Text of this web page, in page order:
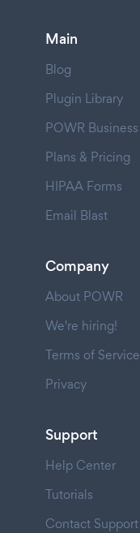
Main
Blog
Plugin Library
POWR Business
Plans & Pricing
HIPAA Forms
Email Blast
Company
About POWR
We're hiring!
Terms of Service
Privacy
Support
Help Center
Tutorials
Contact Support